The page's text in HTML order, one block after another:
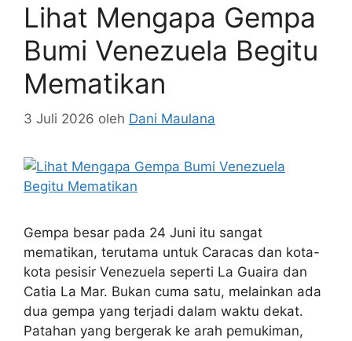
Lihat Mengapa Gempa
Bumi Venezuela Begitu
Mematikan
3 Juli 2026 oleh Dani Maulana
Gempa besar pada 24 Juni itu sangat
mematikan, terutama untuk Caracas dan kota-
kota pesisir Venezuela seperti La Guaira dan
Catia La Mar. Bukan cuma satu, melainkan ada
dua gempa yang terjadi dalam waktu dekat.
Patahan yang bergerak ke arah pemukiman,